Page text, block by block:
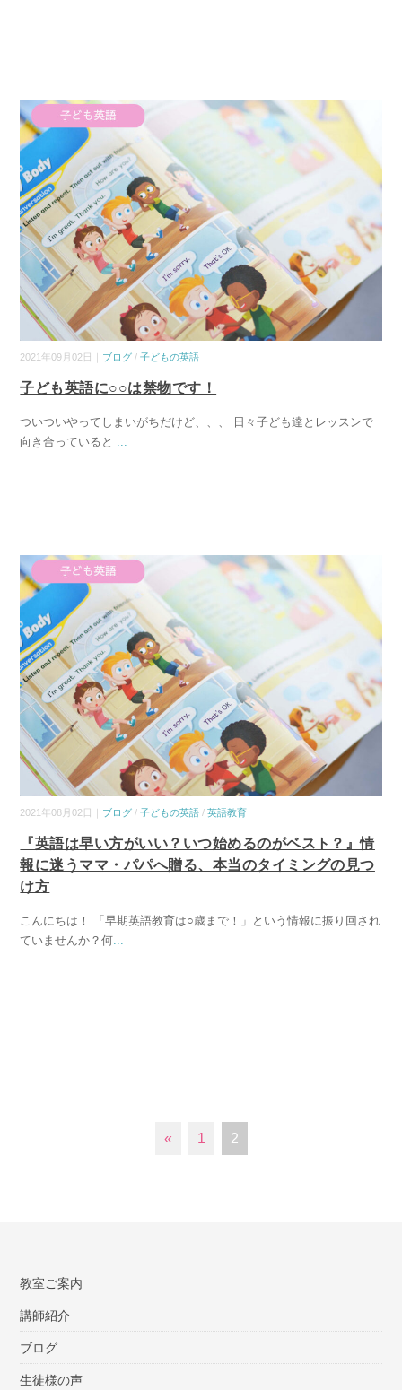
2021年09月02日｜ ブログ /子どもの英語
子ども英語に○○は禁物です！
ついついやってしまいがちだけど、、、 日々子ども達とレッスンで
向き合っていると ...
2021年08月02日｜ ブログ /子どもの英語 /英語教育
『英語は早い方がいい？いつ始めるのがベスト？』情
報に迷うママ・パパへ贈る、本当のタイミングの見つ
け方
こんにちは！ 「早期英語教育は○歳まで！」という情報に振り回され
ていませんか？何
« 1 2
教室ご案内
講師紹介
ブログ
生徒様の声